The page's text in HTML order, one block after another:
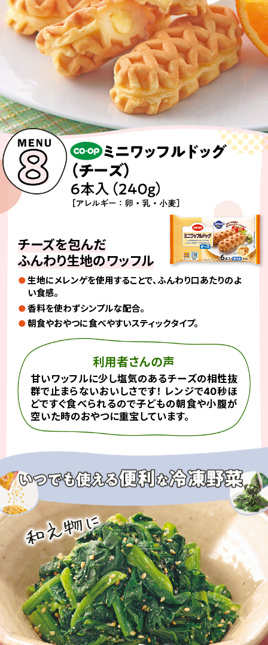
チーズを包んだ
ふんわり生地のワッフル
生地にメレンゲを使用することで、ふんわり口あたりのよ
い食感。
香料を使わずシンプルな配合。
朝食やおやつに食べやすいスティックタイプ。
利用者さんの声
甘いワッフルに少し塩気のあるチーズの相性抜
群で止まらないおいしさです！ レンジで40秒ほ
どですぐ食べられるので子どもの朝食や小腹が
空いた時のおやつに重宝しています。